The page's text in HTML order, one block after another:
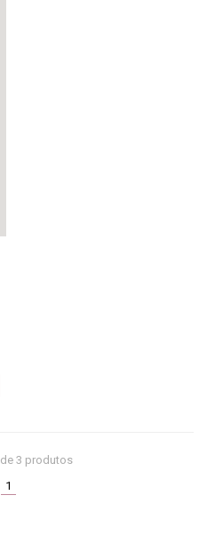
de 3 produtos
1